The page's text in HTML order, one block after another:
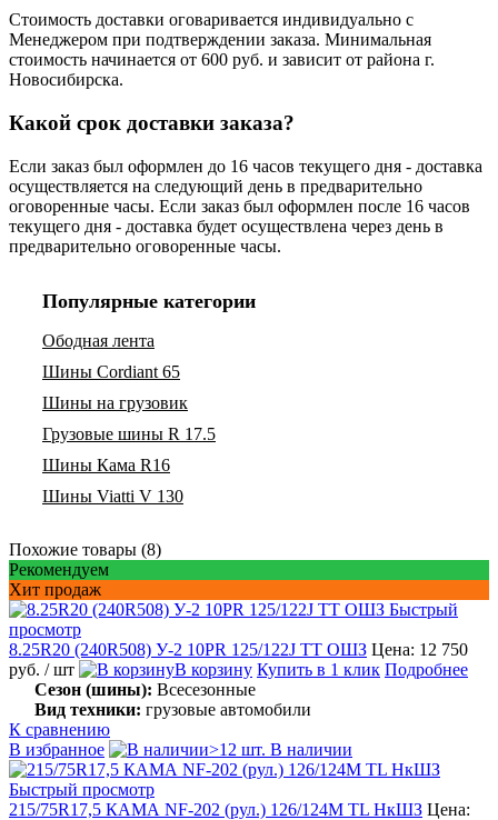
Стоимость доставки оговаривается индивидуально с
Менеджером при подтверждении заказа. Минимальная
стоимость начинается от 600 руб. и зависит от района г.
Новосибирска.
Какой срок доставки заказа?
Если заказ был оформлен до 16 часов текущего дня - доставка
осуществляется на следующий день в предварительно
оговоренные часы. Если заказ был оформлен после 16 часов
текущего дня - доставка будет осуществлена через день в
предварительно оговоренные часы.
Популярные категории
Ободная лента
Шины Cordiant 65
Шины на грузовик
Грузовые шины R 17.5
Шины Кама R16
Шины Viatti V 130
Похожие товары (8)
Рекомендуем
Хит продаж
Быстрый
просмотр
8.25R20 (240R508) У-2 10PR 125/122J TT ОШЗ Цена: 12 750
руб. / шт В корзину Купить в 1 клик Подробнее
Сезон (шины): Всесезонные
Вид техники: грузовые автомобили
К сравнению
В избранное
>12 шт. В наличии
Быстрый просмотр
215/75R17,5 КАМА NF-202 (рул.) 126/124M TL НкШЗ Цена: